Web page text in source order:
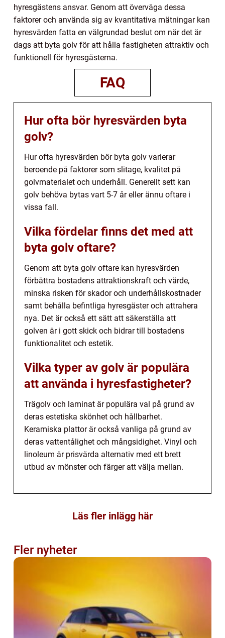
hyresgästens ansvar. Genom att överväga dessa
faktorer och använda sig av kvantitativa mätningar kan
hyresvärden fatta en välgrundad beslut om när det är
dags att byta golv för att hålla fastigheten attraktiv och
funktionell för hyresgästerna.
FAQ
Hur ofta bör hyresvärden byta
golv?
Hur ofta hyresvärden bör byta golv varierar
beroende på faktorer som slitage, kvalitet på
golvmaterialet och underhåll. Generellt sett kan
golv behöva bytas vart 5-7 år eller ännu oftare i
vissa fall.
Vilka fördelar finns det med att
byta golv oftare?
Genom att byta golv oftare kan hyresvärden
förbättra bostadens attraktionskraft och värde,
minska risken för skador och underhållskostnader
samt behålla befintliga hyresgäster och attrahera
nya. Det är också ett sätt att säkerställa att
golven är i gott skick och bidrar till bostadens
funktionalitet och estetik.
Vilka typer av golv är populära
att använda i hyresfastigheter?
Trägolv och laminat är populära val på grund av
deras estetiska skönhet och hållbarhet.
Keramiska plattor är också vanliga på grund av
deras vattentålighet och mångsidighet. Vinyl och
linoleum är prisvärda alternativ med ett brett
utbud av mönster och färger att välja mellan.
Läs fler inlägg här
Fler nyheter